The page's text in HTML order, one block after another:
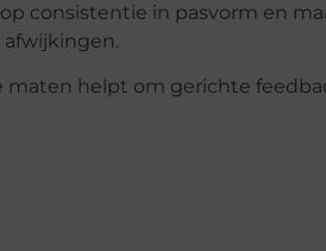
consistentie in pasvorm en
helpt om gerichte